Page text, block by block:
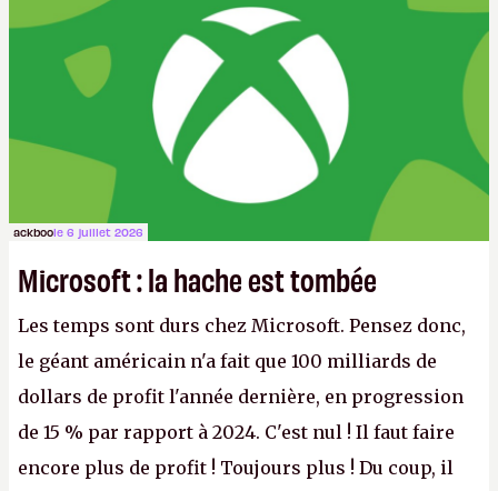
ackboole 6 juillet 2026
Microsoft : la hache est tombée
Les temps sont durs chez Microsoft. Pensez donc,
le géant américain n'a fait que 100 milliards de
dollars de profit l'année dernière, en progression
de 15 % par rapport à 2024. C'est nul ! Il faut faire
encore plus de profit ! Toujours plus ! Du coup, il